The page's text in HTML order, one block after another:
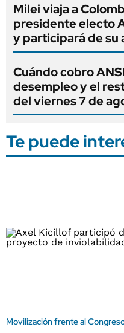
Milei viaja a
presidente electo
y participará de su
Cuándo cobro
desempleo y el
del viernes 7 de
Te puede
Movilización frente al